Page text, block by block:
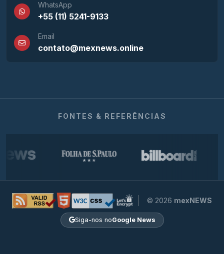
WhatsApp
+55 (11) 5241-9133
Email
contato@mexnews.online
FONTES & REFERÊNCIAS
© 2026 mexNEWS
Siga-nos noGoogle News